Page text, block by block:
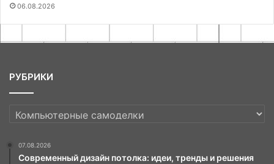
06.08.2026
РУБРИКИ
РУБРИКИ
07.08.2026
Современный дизайн потолка: идеи, тренды и решения